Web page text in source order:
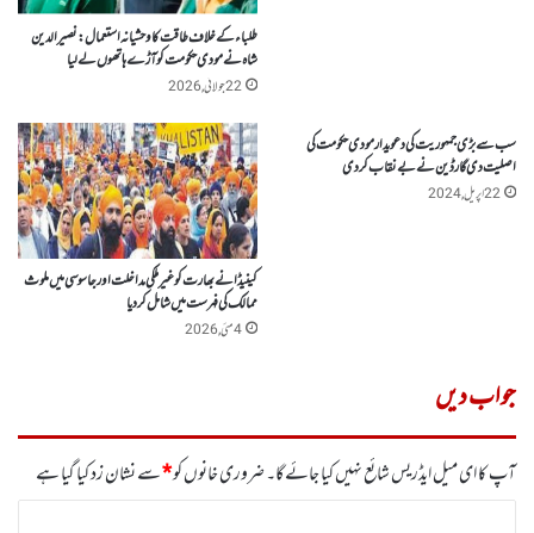
طلباء کے خلاف طاقت کا وحشیانہ استعمال:نصیر الدین
شاہ نے مودی حکومت کو آڑے ہاتھوں لے لیا
22 جولائی, 2026
سب سے بڑی جمہوریت کی دعویدار مودی حکومت کی
اصلیت دی گارڈین نے بے نقاب کر دی
22 اپریل, 2024
کینیڈا نے بھارت کو غیر ملکی مداخلت اور جاسوسی میں ملوث
ممالک کی فہرست میں شامل کردیا
4 مئی, 2026
جواب دیں
آپ کا ای میل ایڈریس شائع نہیں کیا جائے گا۔ضروری خانوں کو*سے نشان زد کیا گیا ہے